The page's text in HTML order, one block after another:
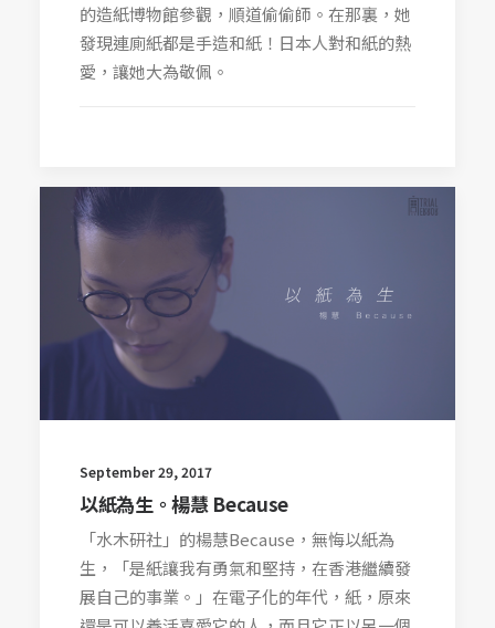
的造紙博物館參觀，順道偷偷師。在那裏，她
發現連廁紙都是手造和紙！日本人對和紙的熱
愛，讓她大為敬佩。
September 29, 2017
以紙為生。楊慧 Because
「水木研社」的楊慧Because，無悔以紙為
生，「是紙讓我有勇氣和堅持，在香港繼續發
展自己的事業。」在電子化的年代，紙，原來